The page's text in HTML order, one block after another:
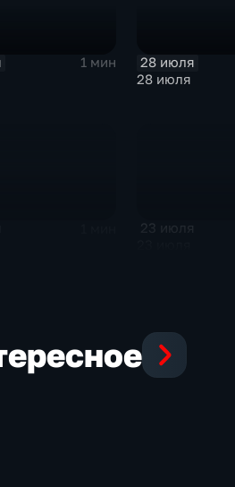
1 мин
28 июля
28 июля
23 июля